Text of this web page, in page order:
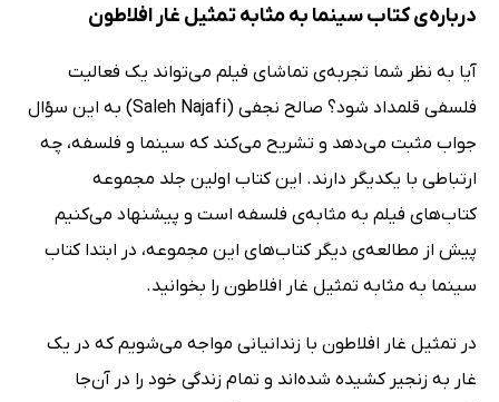
درباره‌ی کتاب سینما به مثابه تمثیل غار افلاطون
آیا به نظر شما تجربه‌ی تماشای فیلم می‌تواند یک فعالیت
فلسفی قلمداد شود؟ صالح نجفی (Saleh Najafi) به این سؤال
جواب مثبت می‌دهد و تشریح می‌کند که سینما و فلسفه، چه
ارتباطی با یکدیگر دارند. این کتاب اولین جلد مجموعه
کتاب‌های فیلم به مثابه‌ی فلسفه است و پیشنهاد می‌کنیم
پیش از مطالعه‌ی دیگر کتاب‌های این مجموعه، در ابتدا کتاب
سینما به مثابه تمثیل غار افلاطون را بخوانید.
در تمثیل غار افلاطون با زندانیانی مواجه می‌شویم که در یک
غار به زنجیر کشیده شده‌اند و تمام زندگی خود را در آن‌جا